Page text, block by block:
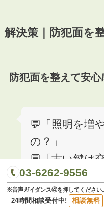
解決策｜防犯面を
防犯面を整えて安
💬「照明を増
の？」
💬「古い鍵は
い？」
💬「内見時に
03-6262-9556
※音声ガイダンス④を押してください
24時間相談受付中! 相談無料